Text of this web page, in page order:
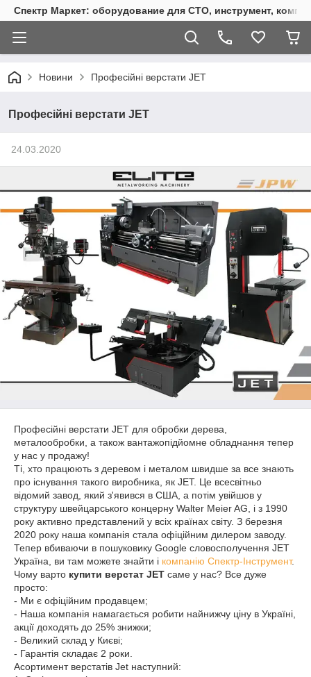
Спектр Маркет: оборудование для СТО, инструмент,
Новини Професійні верстати JET
Професійні верстати JET
24.03.2020
Професійні верстати JET для обробки дерева,
металообробки, а також вантажопідйомне обладнання тепер
у нас у продажу!
Ті, хто працюють з деревом і металом швидше за все знають
про існування такого виробника, як JET. Це всесвітньо
відомий завод, який з'явився в США, а потім увійшов у
структуру швейцарського концерну Walter Meier AG, і з 1990
року активно представлений у всіх країнах світу. З березня
2020 року наша компанія стала офіційним дилером заводу.
Тепер вбиваючи в пошуковику Google словосполучення JET
Україна, ви там можете знайти і компанію Спектр-Інструмент.
Чому варто купити верстат JET саме у нас? Все дуже
просто:
- Ми є офіційним продавцем;
- Наша компанія намагається робити найнижчу ціну в Україні,
акції доходять до 25% знижки;
- Великий склад у Києві;
- Гарантія складає 2 роки.
Асортимент верстатів Jet наступний: